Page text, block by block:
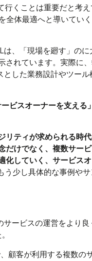
くことは重要だと考
全体最適へと導いてい
は、「現場を廻す」の
されています。実際に
とした業務設計やツー
ビスオーナーを支える
リティが求められる時
だけでなく、複数サー
化していく、サービス
う少し具体的な事例や
ービスの運営をより
顧客が利用する複数の